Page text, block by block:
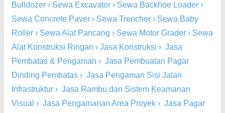
Bulldozer › Sewa Excavator › Sewa Backhoe Loader ›
Sewa Concrete Paver › Sewa Trencher › Sewa Baby
Roller › Sewa Alat Pancang › Sewa Motor Grader › Sewa
Alat Konstruksi Ringan › Jasa Konstruksi › Jasa
Pembatas & Pengaman › Jasa Pembuatan Pagar
Dinding Pembatas › Jasa Pengaman Sisi Jalan
Infrastruktur › Jasa Rambu dan Sistem Keamanan
Visual › Jasa Pengamanan Area Proyek › Jasa Pagar